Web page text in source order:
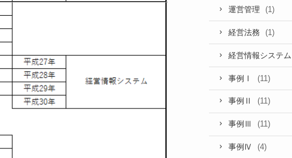
運営管理 (1)
経営法務 (1)
経営情報システム
事例Ⅰ (11)
事例Ⅱ (11)
事例Ⅲ (11)
事例Ⅳ (4)